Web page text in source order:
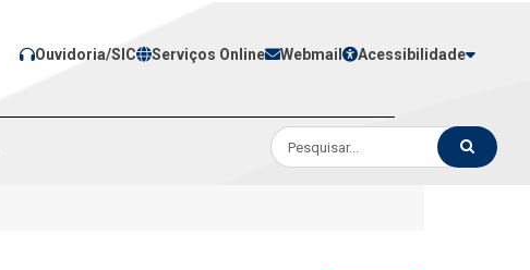
Ouvidoria/SIC Serviços Online Webmail Acessibilidade